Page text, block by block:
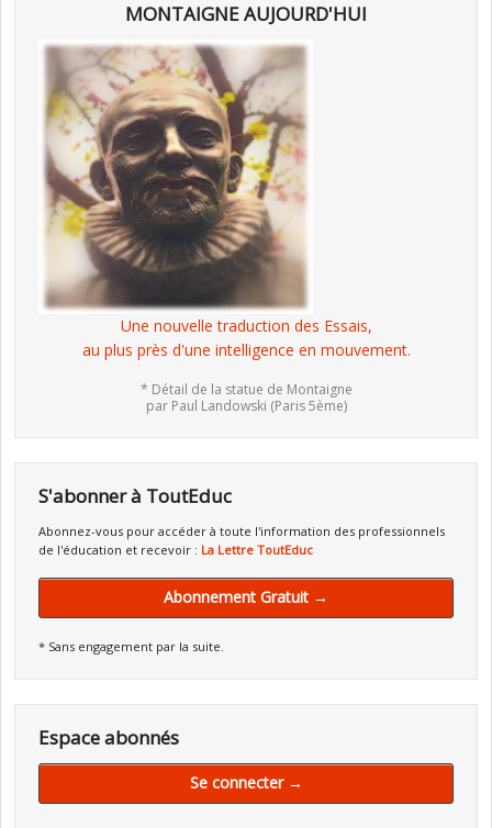
MONTAIGNE AUJOURD'HUI
Une nouvelle traduction des Essais,
au plus près d'une intelligence en mouvement.
* Détail de la statue de Montaigne
par Paul Landowski (Paris 5ème)
S'abonner à ToutEduc
Abonnez-vous pour accéder à toute l'information des professionnels
de l'éducation et recevoir : La Lettre ToutEduc
Abonnement Gratuit →
* Sans engagement par la suite.
Espace abonnés
Se connecter →